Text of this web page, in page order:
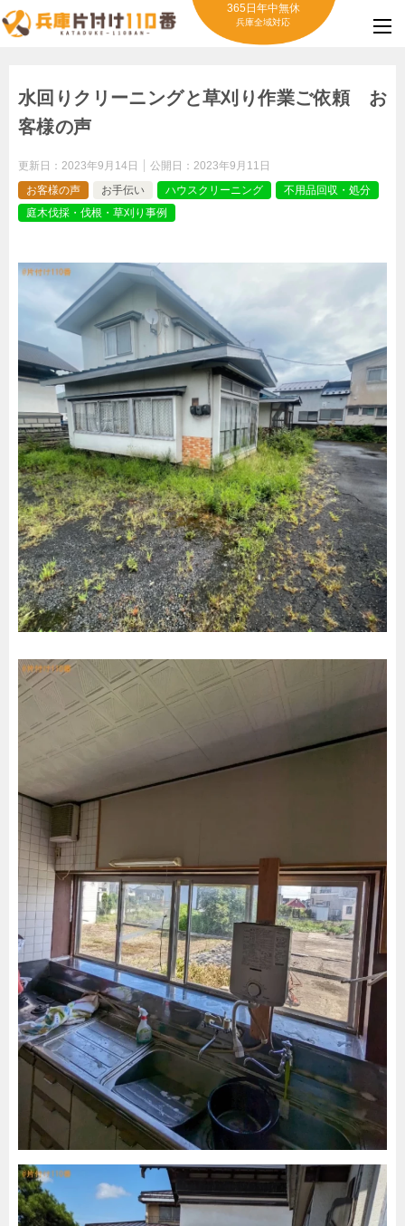
365日年中無休
兵庫全域対応
水回りクリーニングと草刈り作業ご依頼 お
客様の声
更新日： 2023年9月14日 公開日： 2023年9月11日
お客様の声
お手伝い ハウスクリーニング
不用品回収・処分
庭木伐採・伐根・草刈り事例